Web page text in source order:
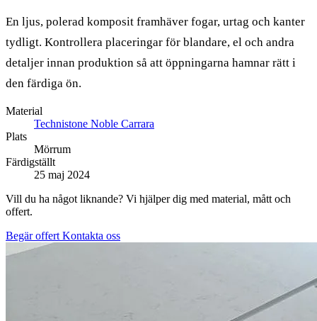
En ljus, polerad komposit framhäver fogar, urtag och kanter
tydligt. Kontrollera placeringar för blandare, el och andra
detaljer innan produktion så att öppningarna hamnar rätt i
den färdiga ön.
Material
Technistone Noble Carrara
Plats
Mörrum
Färdigställt
25 maj 2024
Vill du ha något liknande? Vi hjälper dig med material, mått och
offert.
Begär offert Kontakta oss